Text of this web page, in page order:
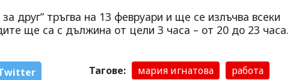
друг” тръгва на 13 февруари и ще се излъчва всеки
ще са с дължина от цели 3 часа – от 20 до 23 часа.
Тагове: мария игнатова
работа